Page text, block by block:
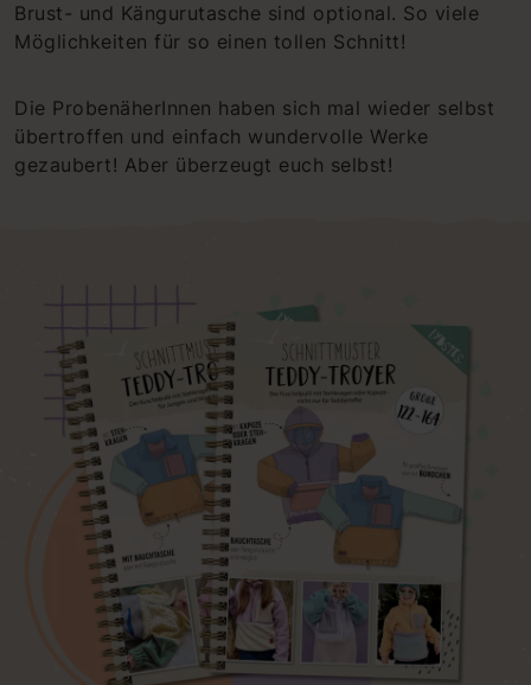
Brust- und Kängurutasche sind optional. So viele
Möglichkeiten für so einen tollen Schnitt!
Die ProbenäherInnen haben sich mal wieder selbst
übertroffen und einfach wundervolle Werke
gezaubert! Aber überzeugt euch selbst!